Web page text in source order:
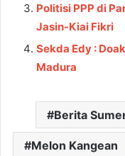
Politisi PPP di
Jasin-Kiai Fikri
Sekda Edy :
Madura
Berita
Melon Kangean